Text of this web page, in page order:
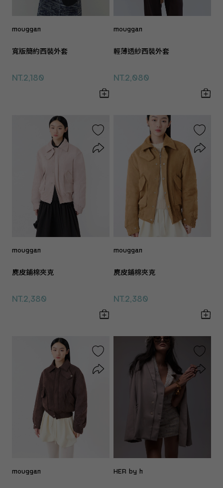
mouggan
寬版簡約西裝外套
NT.2,180
mouggan
輕薄透紗西裝外套
NT.2,080
mouggan
麂皮鋪棉夾克
NT.2,380
mouggan
麂皮鋪棉夾克
NT.2,380
mouggan HER by h